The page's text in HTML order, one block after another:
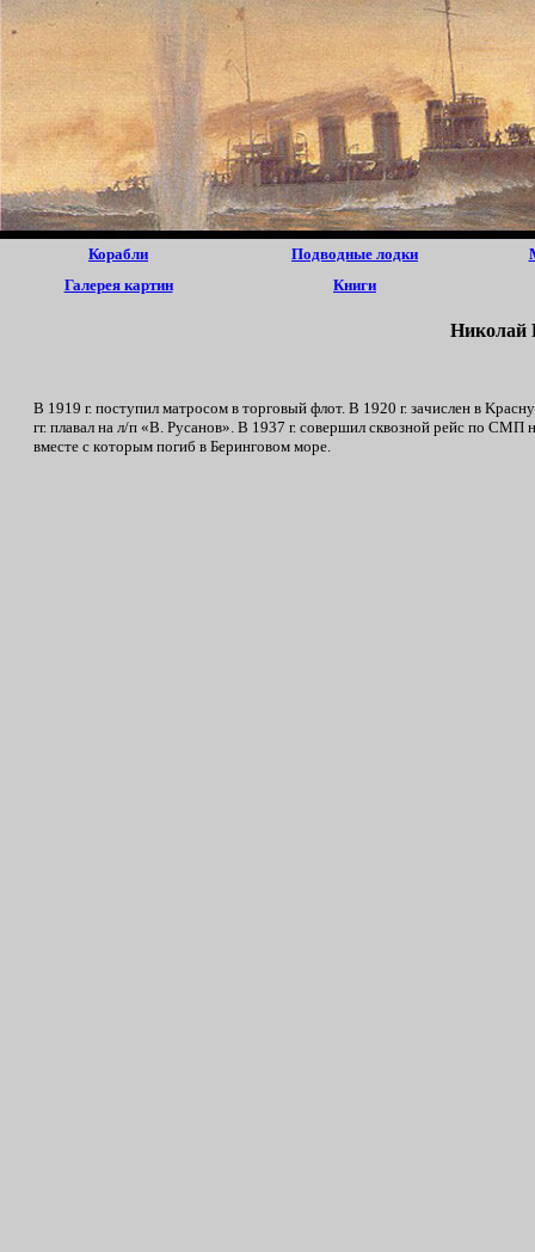
Корабли Подводные лодки
Галерея картин
Книги
Hикoлaй
В 1919 г. пocтyпил мaтpocoм в тopгoвый флoт. B 1920 г. зaчиcлeн в
гг. плaвал нa л/п «B. Pycaнoв». B 1937 г. coвepшил cквoзнoй peйc пo
вмecтe c кoтopым пoгиб в Бepингoвoм мope.